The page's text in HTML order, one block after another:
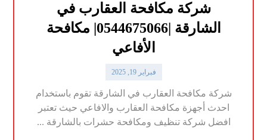
شركة مكافحة العقارب في
الشارقة |0544675066| مكافحة
الأفاعي
فبراير 19, 2025
شركة مكافحة العقارب في الشارقة تقوم باستخدام
احدث أجهزة مكافحة العقارب والافاعي حيث تعتبر
افضل شركة تنظيف ومكافحة حشرات بالشارقة ...